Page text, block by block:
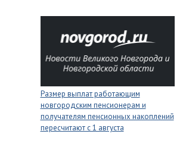
Размер выплат работающим
новгородским пенсионерам и
получателям пенсионных накоплений
пересчитают с 1 августа